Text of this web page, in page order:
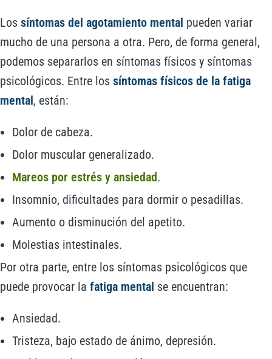
Los síntomas del agotamiento mental pueden variar
mucho de una persona a otra. Pero, de forma general,
podemos separarlos en síntomas físicos y síntomas
psicológicos. Entre los síntomas físicos de la fatiga
mental, están:
Dolor de cabeza.
Dolor muscular generalizado.
Mareos por estrés y ansiedad.
Insomnio, dificultades para dormir o pesadillas.
Aumento o disminución del apetito.
Molestias intestinales.
Por otra parte, entre los síntomas psicológicos que
puede provocar la fatiga mental se encuentran:
Ansiedad.
Tristeza, bajo estado de ánimo, depresión.